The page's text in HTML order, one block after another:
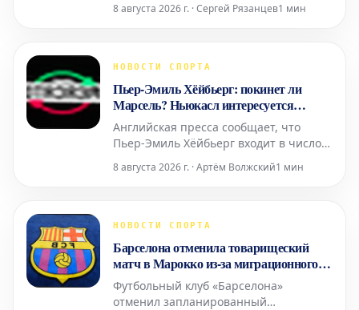
сотруднице, которая, как
президент ФИФА занимал пост
организации. Это новое дело, которо
8 августа 2026 г. · Сергей Рязанцев1 мин
НОВОСТИ СПОРТА
Пьер-Эмиль Хёйбьерг: покинет ли
Марсель? Ньюкасл интересуется
датчанином
Английская пресса сообщает, что
Пьер-Эмиль Хёйбьерг входит в число
«Ньюкаслом» для замены Бруно
лигой, выступая за «Саутгемптон»
«Марсель» на гран
8 августа 2026 г. · Артём Волжский1 мин
НОВОСТИ СПОРТА
Барселона отменила товарищеский
матч в Марокко из-за миграционного
кризиса в Сеуте
Футбольный клуб «Барселона»
отменил запланированный